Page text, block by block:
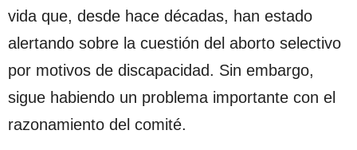
vida que, desde hace décadas, han estado
alertando sobre la cuestión del aborto selectivo
por motivos de discapacidad. Sin embargo,
sigue habiendo un problema importante con el
razonamiento del comité.